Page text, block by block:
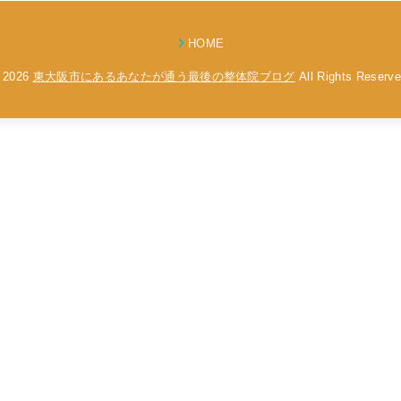
HOME
東大阪市にあるあなたが通う最後の整体院ブログ All Rights